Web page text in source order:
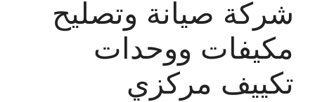
شركة صيانة وتصليح
مكيفات ووحدات
تكييف مركزي